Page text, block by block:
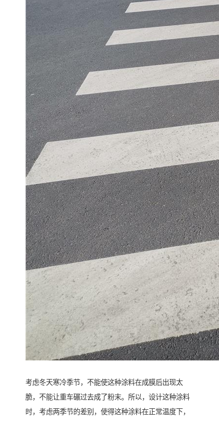
考虑冬天寒冷季节，不能使这种涂料在成膜后出现太
脆，不能让重车碾过去成了粉末。所以，设计这种涂料
时，考虑两季节的差别，使得这种涂料在正常温度下，